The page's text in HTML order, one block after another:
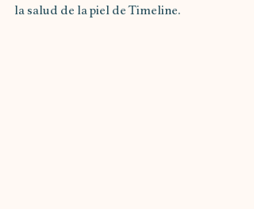
la salud de la piel de Timeline.